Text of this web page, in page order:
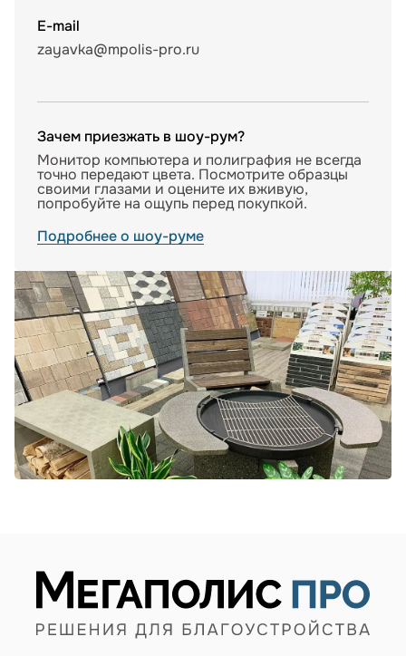
E-mail
zayavka@mpolis-pro.ru
Зачем приезжать в шоу-рум?
Монитор компьютера и полиграфия не всегда
точно передают цвета. Посмотрите образцы
своими глазами и оцените их вживую,
попробуйте на ощупь перед покупкой.
Подробнее о шоу-руме